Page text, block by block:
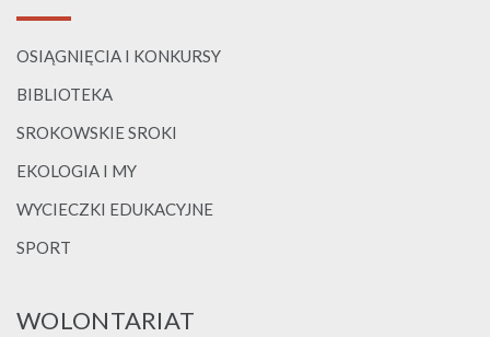
OSIĄGNIĘCIA I KONKURSY
BIBLIOTEKA
SROKOWSKIE SROKI
EKOLOGIA I MY
WYCIECZKI EDUKACYJNE
SPORT
WOLONTARIAT